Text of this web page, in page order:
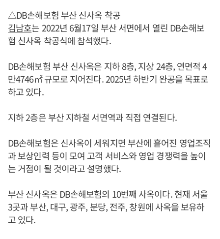
△DB손해보험 부산 신사옥 착공
김남호는 2022년 6월17일 부산 서면에서 열린 DB손해보
험 신사옥 착공식에 참석했다.
DB손해보험 부산 신사옥은 지하 8층, 지상 24층, 연면적 4
만4746㎡ 규모로 지어진다. 2025년 하반기 완공을 목표로
하고 있다.
지하 2층은 부산 지하철 서면역과 직접 연결된다.
DB손해보험은 신사옥이 세워지면 부산에 흩어진 영업조직
과 보상인력 등이 모여 고객 서비스와 영업 경쟁력을 높이
는 거점이 될 것이라고 설명했다.
부산 신사옥은 DB손해보험의 10번째 사옥이다. 현재 서울
3곳과 부산, 대구, 광주, 분당, 전주, 창원에 사옥을 보유하
고 있다.